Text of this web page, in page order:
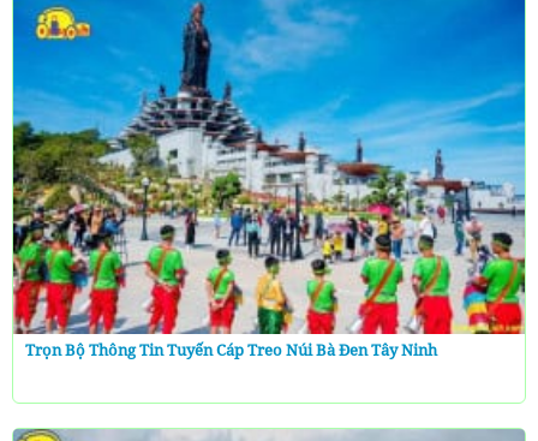
Trọn Bộ Thông Tin Tuyến Cáp Treo Núi Bà Đen Tây Ninh